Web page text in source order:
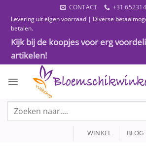
naar
inhoud
CONTACT
+31
Levering uit eigen voorraad | Diverse
betalen.
Kijk bij de koopjes voor erg
artikelen!
Zoeken
WINKEL BLOG